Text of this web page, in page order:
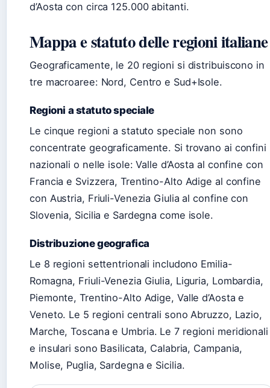
d’Aosta con circa 125.000 abitanti.
Mappa e statuto delle regioni italiane
Geograficamente, le 20 regioni si distribuiscono in
tre macroaree: Nord, Centro e Sud+Isole.
Regioni a statuto speciale
Le cinque regioni a statuto speciale non sono
concentrate geograficamente. Si trovano ai confini
nazionali o nelle isole: Valle d’Aosta al confine con
Francia e Svizzera, Trentino-Alto Adige al confine
con Austria, Friuli-Venezia Giulia al confine con
Slovenia, Sicilia e Sardegna come isole.
Distribuzione geografica
Le 8 regioni settentrionali includono Emilia-
Romagna, Friuli-Venezia Giulia, Liguria, Lombardia,
Piemonte, Trentino-Alto Adige, Valle d’Aosta e
Veneto. Le 5 regioni centrali sono Abruzzo, Lazio,
Marche, Toscana e Umbria. Le 7 regioni meridionali
e insulari sono Basilicata, Calabria, Campania,
Molise, Puglia, Sardegna e Sicilia.